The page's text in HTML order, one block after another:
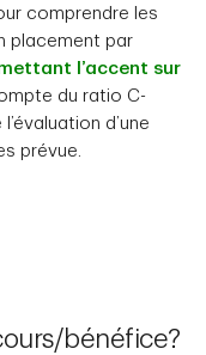
comprendre les
placement par
l’accent sur
du ratio C-
d’une
prévue.
bénéfice?